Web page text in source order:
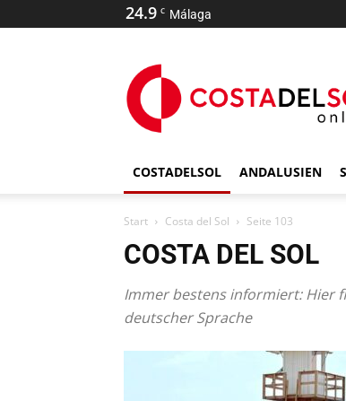
24.9 C Málaga
COSTADELSOL ANDALUSIEN
Start Costa del Sol Seite 103
COSTA DEL SOL
Immer bestens informiert: Hier
deutscher Sprache